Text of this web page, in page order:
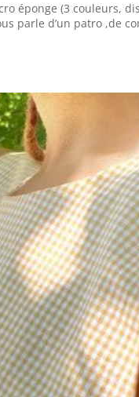
éponge (3 couleurs,
parle d’un patro ,de